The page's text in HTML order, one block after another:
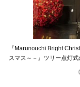
『Marunouchi Bright
スマス～－』ツリー点灯式